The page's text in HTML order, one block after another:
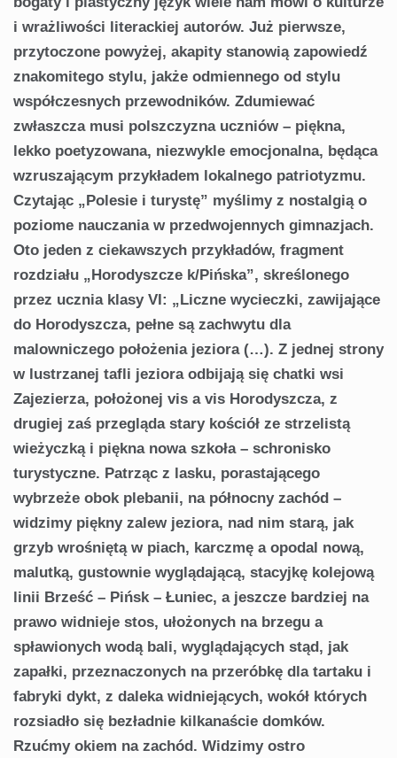
i wrażliwości literackiej autorów. Już pierwsze,
przytoczone powyżej, akapity stanowią zapowiedź
znakomitego stylu, jakże odmiennego od stylu
współczesnych przewodników. Zdumiewać
zwłaszcza musi polszczyzna uczniów – piękna,
lekko poetyzowana, niezwykle emocjonalna, będąca
wzruszającym przykładem lokalnego patriotyzmu.
Czytając „Polesie i turystę” myślimy z nostalgią o
poziome nauczania w przedwojennych gimnazjach.
Oto jeden z ciekawszych przykładów, fragment
rozdziału „Horodyszcze k/Pińska”, skreślonego
przez ucznia klasy VI: „Liczne wycieczki, zawijające
do Horodyszcza, pełne są zachwytu dla
malowniczego położenia jeziora (…). Z jednej strony
w lustrzanej tafli jeziora odbijają się chatki wsi
Zajezierza, położonej vis a vis Horodyszcza, z
drugiej zaś przegląda stary kościół ze strzelistą
wieżyczką i piękna nowa szkoła – schronisko
turystyczne. Patrząc z lasku, porastającego
wybrzeże obok plebanii, na północny zachód –
widzimy piękny zalew jeziora, nad nim starą, jak
grzyb wrośniętą w piach, karczmę a opodal nową,
malutką, gustownie wyglądającą, stacyjkę kolejową
linii Brześć – Pińsk – Łuniec, a jeszcze bardziej na
prawo widnieje stos, ułożonych na brzegu a
spławionych wodą bali, wyglądających stąd, jak
zapałki, przeznaczonych na przeróbkę dla tartaku i
fabryki dykt, z daleka widniejących, wokół których
rozsiadło się bezładnie kilkanaście domków.
Rzućmy okiem na zachód. Widzimy ostro